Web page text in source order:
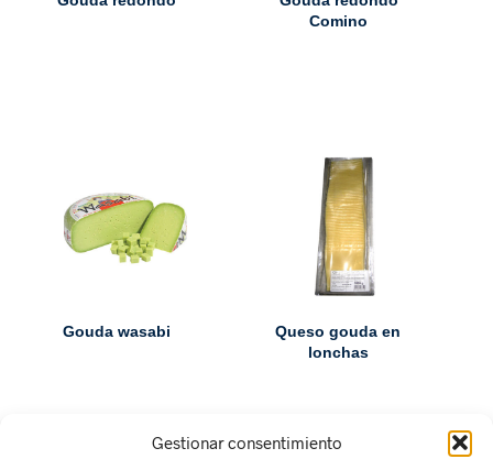
Gestionar consentimiento
Comino
Gouda wasabi
Queso gouda en
lonchas